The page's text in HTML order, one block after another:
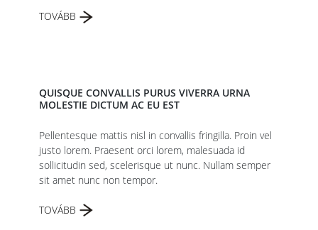
TOVÁBB
QUISQUE CONVALLIS PURUS VIVERRA URNA
MOLESTIE DICTUM AC EU EST
Pellentesque mattis nisl in convallis fringilla. Proin vel
justo lorem. Praesent orci lorem, malesuada id
sollicitudin sed, scelerisque ut nunc. Nullam semper
sit amet nunc non tempor.
TOVÁBB